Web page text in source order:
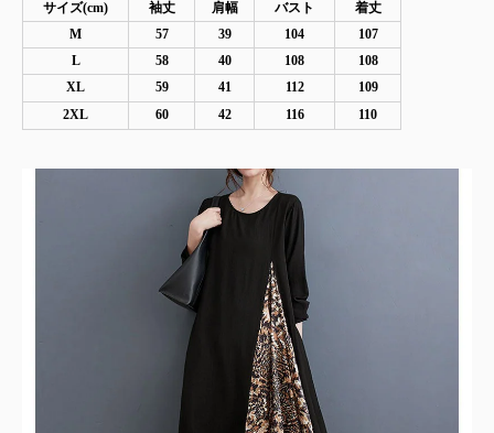
サイズ(cm) 袖丈 肩幅 バスト
着丈
M
57 39 104
107
L
58 40 108
108
XL
59 41 112
109
2XL
60 42 116 110